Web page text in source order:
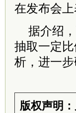
在发布会上
据介绍
抽取一定
析，进一步
版权声明